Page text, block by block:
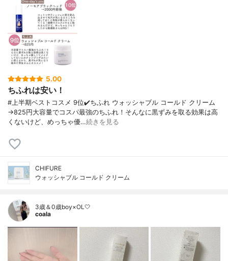
5.00
ちふれは安い！
#上半期ベストコスメ 9位✔️ちふれ ウォッシャブル コールド クリーム
→825円大容量でコスパ最強のちふれ！そんなに黒ずみを取る効果は高
くないけど、めっちゃ優…続きを見る
CHIFURE
ウォッシャブル コールド クリーム
3歳＆0歳boy×OL🤍
coala